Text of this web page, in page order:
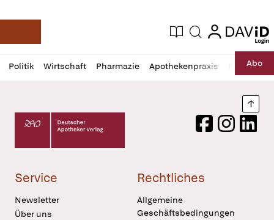
Deutsche Apotheker Zeitung
Aktuelle Ausgabe
Suche login
login
Politik Wirtschaft Pharmazie Apothekenpraxis RechtAbo
Profil
öffnen
Daz
Pur
Deutscher Apotheker Verlag Logo
FacebookInstagram
Service
Newsletter
Über uns
Rechtliches
Allgemeine
Geschäftsbedingungen